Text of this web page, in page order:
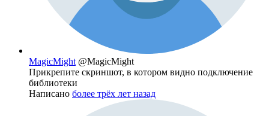
MagicMight @MagicMight
Прикрепите скриншот, в котором видно подключение
библиотеки
Написано более трёх лет назад